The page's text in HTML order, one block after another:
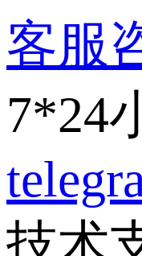
客服
7*24
技术